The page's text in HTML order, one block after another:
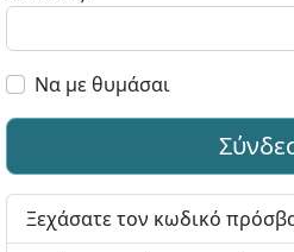
Να με θυμάσαι
Ξεχάσατε τον κωδικό